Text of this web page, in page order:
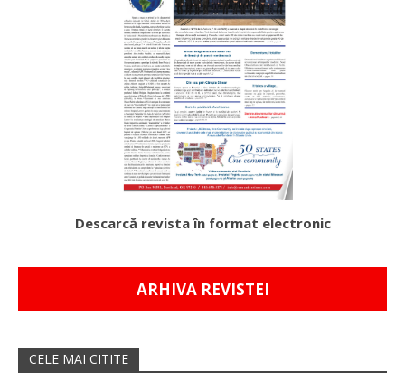
Descarcă revista în format electronic
ARHIVA REVISTEI
CELE MAI CITITE